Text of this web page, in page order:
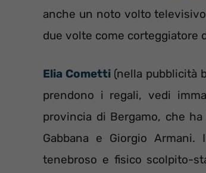
anche un noto volto
due volte come corteggiatore
Elia Cometti(nella pubblicità
prendono i regali, vedi
provincia di Bergamo, che
Gabbana e Giorgio
tenebroso e fisico scolpito-